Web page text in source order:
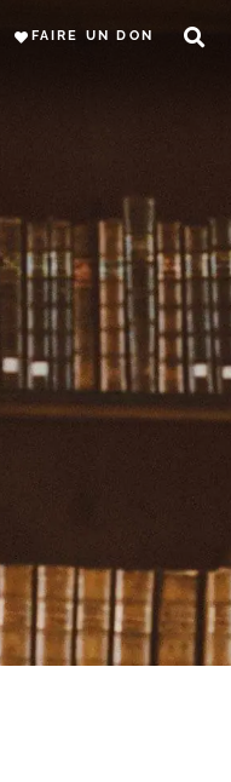
FAIRE UN DON